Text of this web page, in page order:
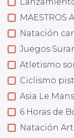
MAESTROS
Natación
Juegos
Atletismo
Ciclismo
Asia Le
6 Horas de
Natación